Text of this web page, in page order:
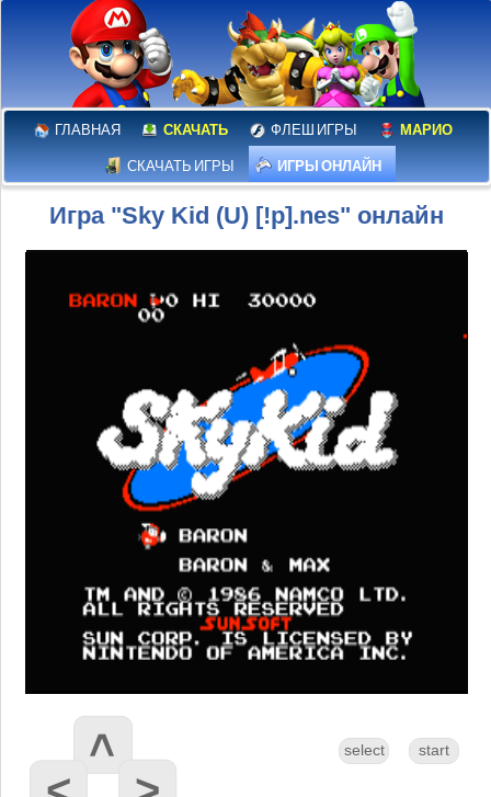
ГЛАВНАЯ СКАЧАТЬ ФЛЕШ ИГРЫ МАРИО
СКАЧАТЬ ИГРЫ ИГРЫ ОНЛАЙН
Игра "Sky Kid (U) [!p].nes" онлайн